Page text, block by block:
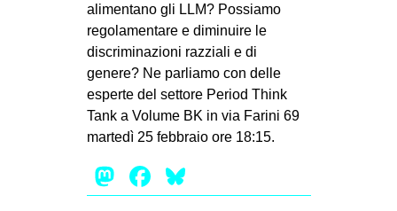
alimentano gli LLM? Possiamo
regolamentare e diminuire le
discriminazioni razziali e di
genere? Ne parliamo con delle
esperte del settore Period Think
Tank a Volume BK in via Farini 69
martedì 25 febbraio ore 18:15.
Mastodon
Facebook